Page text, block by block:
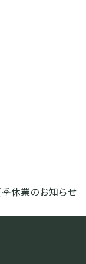
休業のお知らせ